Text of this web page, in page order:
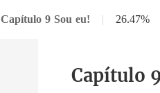
Capítulo 9 Sou eu! | 26.47%
Capítulo